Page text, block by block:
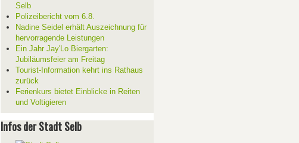
Selb
Polizeibericht vom 6.8.
Nadine Seidel erhält Auszeichnung für
hervorragende Leistungen
Ein Jahr Jay'Lo Biergarten:
Jubiläumsfeier am Freitag
Tourist-Information kehrt ins Rathaus
zurück
Ferienkurs bietet Einblicke in Reiten
und Voltigieren
Infos der Stadt Selb